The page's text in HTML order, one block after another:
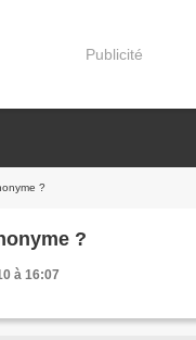
Publicité
?
?
à 16:07